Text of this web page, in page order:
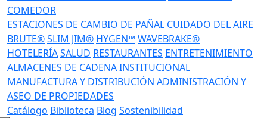
COMEDOR
ESTACIONES DE CAMBIO DE PAÑAL CUIDADO DEL AIRE
BRUTE®SLIM JIM® HYGEN™WAVEBRAKE®
HOTELERÍASALUD RESTAURANTES ENTRETENIMIENTO
ALMACENES DE CADENAINSTITUCIONAL
MANUFACTURA Y DISTRIBUCIÓN ADMINISTRACIÓN Y
ASEO DE PROPIEDADES
Catálogo Biblioteca Blog Sostenibilidad